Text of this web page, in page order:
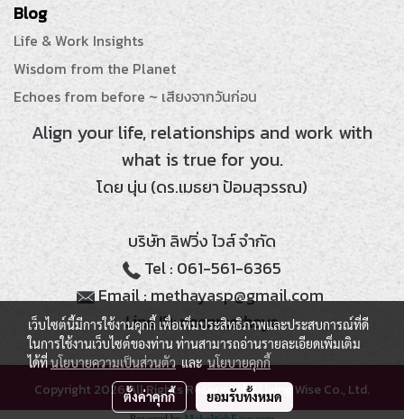
Blog
Life & Work Insights
Wisdom from the Planet
Echoes from before ~ เสียงจากวันก่อน
Align your life, relationships and work with
what is true for you.
โดย นุ่น (ดร.เมธยา ป้อมสุวรรณ)
บริษัท ลิฟวิ่ง ไวส์ จำกัด
Tel : 061-561-6365
Email : methayasp@gmail.com
Line ID: noonmethaya
Copyright 2026 All Rights Reserved by Living Wise Co., Ltd.
เว็บไซต์นี้มีการใช้งานคุกกี้ เพื่อเพิ่มประสิทธิภาพและประสบการณ์ที่ดี
ในการใช้งานเว็บไซต์ของท่าน ท่านสามารถอ่านรายละเอียดเพิ่มเติม
ได้ที่นโยบายความเป็นส่วนตัวและนโยบายคุกกี้
ตั้งค่าคุกกี้ ยอมรับทั้งหมด